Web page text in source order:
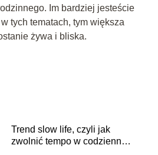
Im bardziej jesteście
tych tematach, tym większa
żywa i bliska.
Trend slow life, czyli jak
zwolnić tempo w codziennym